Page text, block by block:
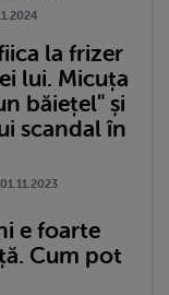
la frizer
lui. Micuța
băiețel" și
scandal în
e foarte
Cum pot